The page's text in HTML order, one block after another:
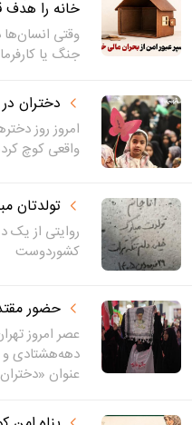
خانه را هدف
وقتی انسان‌ها
جنگ یا
دختران
امروز روز
واقعی کوچ
تولدتان
روایتی از یک
کشوردوست
حضور
عصر امروز
دهه‌هشتادی و
عنوان